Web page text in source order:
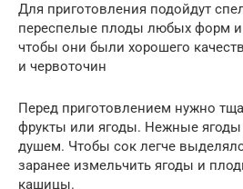
Для приготовления подойдут
переспелые плоды любых форм
чтобы они были хорошего
и червоточин
Перед приготовлением нужно
фрукты или ягоды. Нежные
душем. Чтобы сок легче
заранее измельчить ягоды и
кашицы.